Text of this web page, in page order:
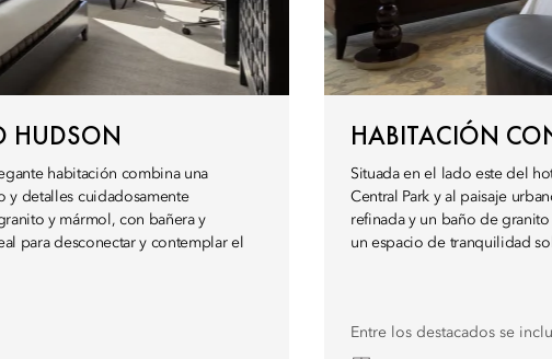
HUDSON
habitación combina una
y detalles cuidadosamente
y mármol, con bañera y
para desconectar y contemplar el
HABITACIÓN
Situada en el lado este del
Central Park y al paisaje
refinada y un baño de
un espacio de tranquilidad
Entre los destacados se